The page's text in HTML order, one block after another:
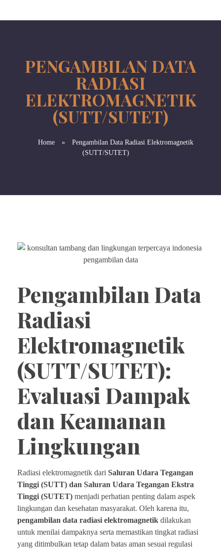
Home »
Pengambilan Data Radiasi Elektromagnetik
(SUTT/SUTET)
PENGAMBILAN DATA
RADIASI
ELEKTROMAGNETIK
(SUTT/SUTET)
Pengambilan Data
Radiasi
Elektromagnetik
(SUTT/SUTET):
Evaluasi Dampak
dan Keamanan
Lingkungan
Radiasi elektromagnetik dari Saluran Udara Tegangan
Tinggi (SUTT) dan Saluran Udara Tegangan Ekstra
Tinggi (SUTET) menjadi perhatian penting dalam aspek
lingkungan dan kesehatan masyarakat. Oleh karena itu,
pengambilan data radiasi elektromagnetik dilakukan
untuk menilai dampaknya serta memastikan tingkat radiasi
yang ditimbulkan tetap dalam batas aman sesuai regulasi